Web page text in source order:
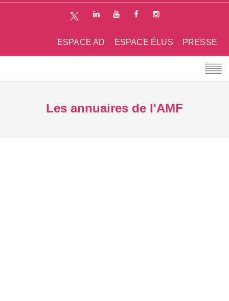
PRESSE
ESPACE ÉLUS
ESPACE AD
Les annuaires de l'AMF